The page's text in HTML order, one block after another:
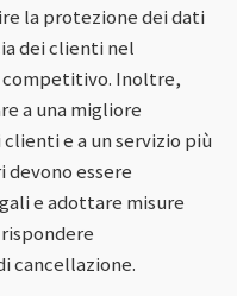
la protezione dei dati
dei clienti nel
competitivo. Inoltre,
a una migliore
e a un servizio più
essere
e adottare misure
cancellazione.